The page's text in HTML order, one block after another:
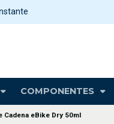
COMPONENTES
Cadena eBike Dry 50ml